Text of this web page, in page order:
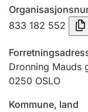
Tinglysing
Jeger
833 182 552
Dronning Mauds
0250 OSLO
Kommune, land